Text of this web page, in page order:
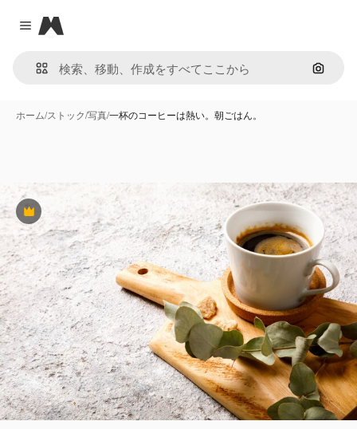
Close menu
Magnific
画像で
ホーム/ストック/写真/一杯のコーヒーは熱い。朝ごはん。
Premium